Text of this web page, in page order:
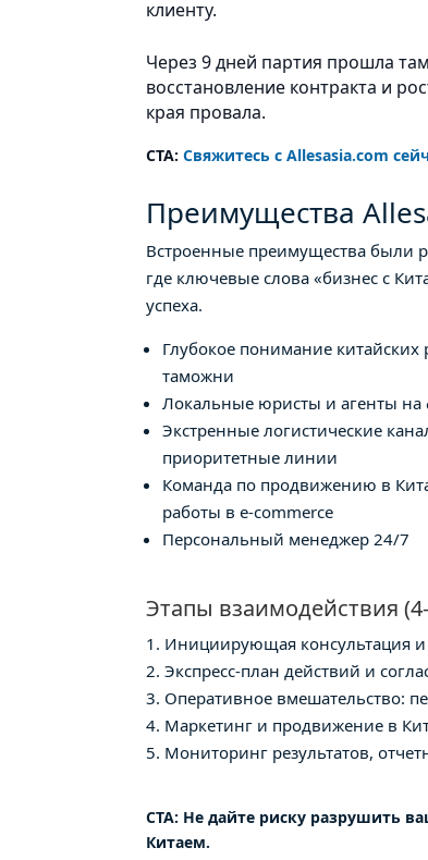
клиенту.
Через 9 дней партия прошла
восстановление контракта и
края провала.
CTA:Свяжитесь с Allesasia.com
Преимущества
Встроенные преимущества были
где ключевые слова «бизнес с
успеха.
Глубокое понимание китайских
таможни
Локальные юристы и агенты на
Экстренные логистические
приоритетные линии
Команда по продвижению в
работы в e-commerce
Персональный менеджер 24/7
Этапы взаимодействия
Инициирующая консультация и
Экспресс-план действий и
Оперативное вмешательство:
Маркетинг и продвижение в
Мониторинг результатов,
CTA: Не дайте риску разрушить
Китаем.